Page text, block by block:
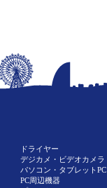
ドライヤー
デジカメ・ビデオカメラ
パソコン・タブレットPC
PC周辺機器